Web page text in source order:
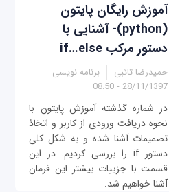
آموزش رایگان پایتون
(python)- آشنایی با
دستور مرکب if…else
حمیدرضا تائبی
برنامه نویسی
28/11/1397 - 08:50
در شماره گذشته آموزش پایتون با
نحوه دریافت ورودی از کاربر و اتخاذ
تصمیمات آشنا شده و به شکل کلی
دستور if را بررسی کردیم. در این
قسمت با جزییات بیشتر این فرمان
آشنا خواهیم شد.